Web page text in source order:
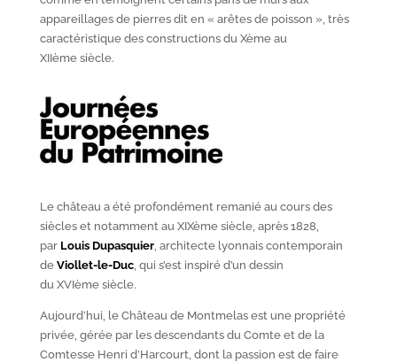
appareillages de pierres dit en « arêtes de poisson », très
caractéristique des constructions du Xèmeau
XIIèmesiècle.
Le château a été profondément remanié au cours des
siècles et notamment au XIXèmesiècle, après 1828,
par Louis Dupasquier, architecte lyonnais contemporain
de Viollet-le-Duc, qui s’est inspiré d’un dessin
du XVIèmesiècle.
Aujourd’hui, le Château de Montmelas est une propriété
privée, gérée par les descendants du Comte et de la
Comtesse Henri d’Harcourt, dont la passion est de faire